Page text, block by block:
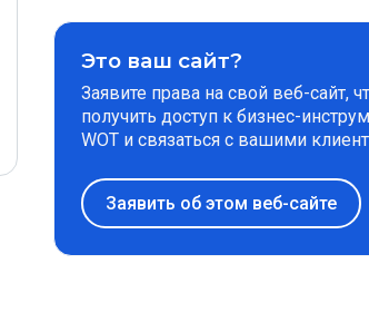
Это ваш сайт?
Заявите права на свой веб-сайт,
получить доступ к бизнес-
WOT и связаться с вашими
Заявить об этом веб-сайте